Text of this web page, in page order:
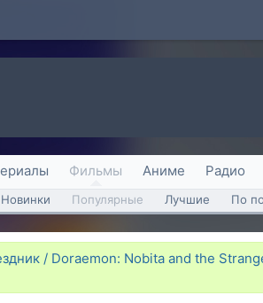
Фильмы Аниме Радио
Новинки Популярные Лучшие По
/ Doraemon: Nobita and the